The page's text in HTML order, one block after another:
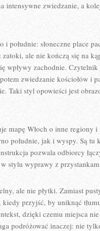
intensywne zwiedzanie, a
i południe: słoneczne place
ale nie kończą się na
wpływy zachodnie. Czytelnik
zwiedzanie kościołów i
Taki styl opowieści jest
mapę Włoch o inne regiony
południe, jak i wyspy. Są
pozwala odbiorcy
stylu wyprawy z
ale nie płytki. Zamiast
przyjść, by uniknąć
dzięki czemu miejsca nie
podróżować inaczej: nie